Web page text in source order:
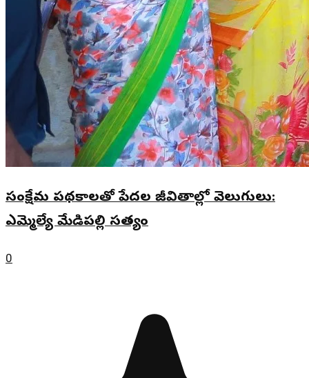
సంక్షేమ పథకాలతో పేదల జీవితాల్లో వెలుగులు:
ఎమ్మెల్యే మేడిపల్లి సత్యం
0